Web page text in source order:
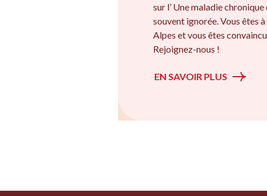
sur l’ Une maladie
souvent ignorée. Vous êtes
Alpes et vous êtes
Rejoignez-nous !
EN SAVOIR PLUS